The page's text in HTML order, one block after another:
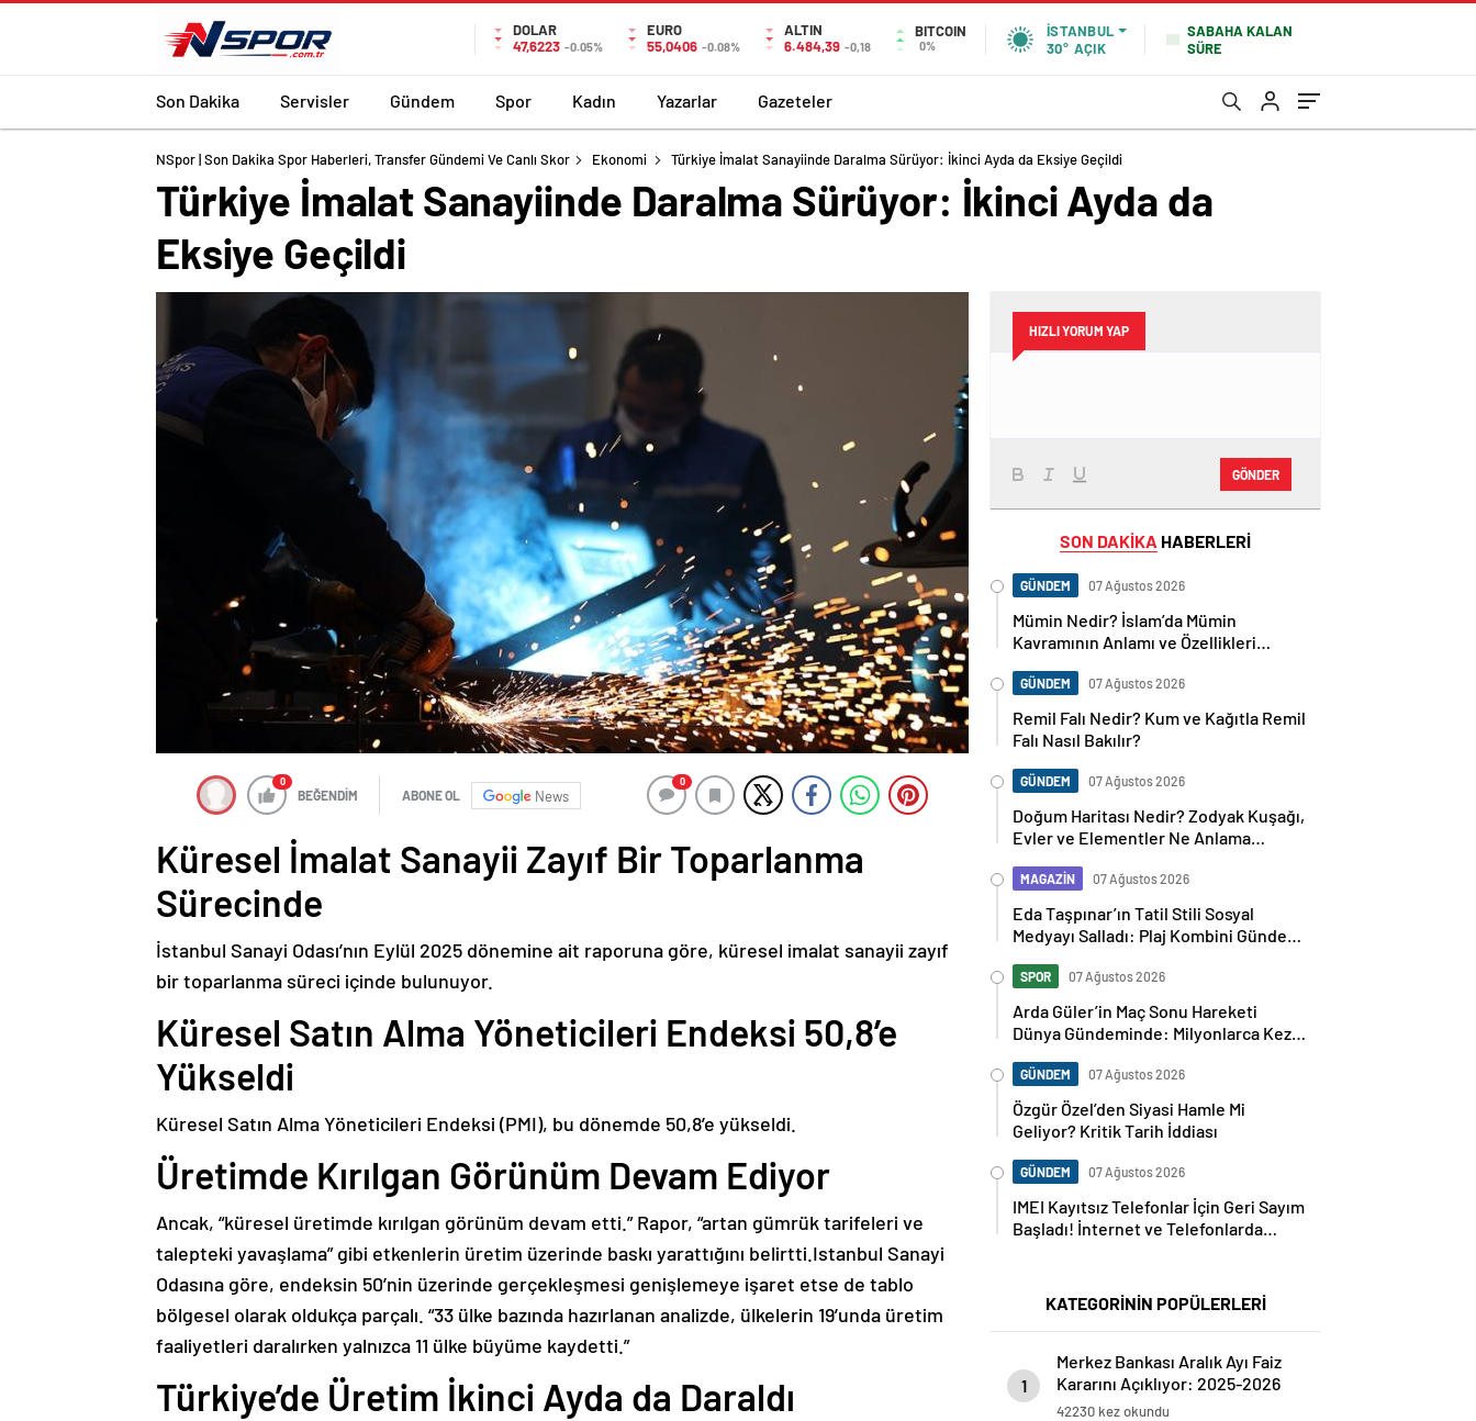
DOLAR
47,6223 -0.05%
EURO
55,0406 -0.08%
ALTIN
6.484,39 -0,18
BITCOIN
0%
İSTANBUL
30° AÇIK
SABAHA KALAN
SÜRE
Son Dakika Servisler Gündem Spor Kadın Yazarlar Gazeteler
NSpor | Son Dakika Spor Haberleri, Transfer Gündemi Ve Canlı Skor Ekonomi Türkiye İmalat Sanayiinde Daralma Sürüyor: İkinci Ayda da Eksiye Geçildi
Türkiye İmalat Sanayiinde Daralma Sürüyor: İkinci Ayda da
Eksiye Geçildi
0
BEĞENDİM ABONE OL News
0
Küresel İmalat Sanayii Zayıf Bir Toparlanma
Sürecinde
İstanbul Sanayi Odası’nın Eylül 2025 dönemine ait raporuna göre, küresel imalat sanayii zayıf
bir toparlanma süreci içinde bulunuyor.
Küresel Satın Alma Yöneticileri Endeksi 50,8’e
Yükseldi
Küresel Satın Alma Yöneticileri Endeksi (PMI), bu dönemde 50,8’e yükseldi.
Üretimde Kırılgan Görünüm Devam Ediyor
Ancak, “küresel üretimde kırılgan görünüm devam etti.” Rapor, “artan gümrük tarifeleri ve
talepteki yavaşlama” gibi etkenlerin üretim üzerinde baskı yarattığını belirtti.Istanbul Sanayi
Odasına göre, endeksin 50’nin üzerinde gerçekleşmesi genişlemeye işaret etse de tablo
bölgesel olarak oldukça parçalı. “33 ülke bazında hazırlanan analizde, ülkelerin 19’unda üretim
faaliyetleri daralırken yalnızca 11 ülke büyüme kaydetti.”
Türkiye’de Üretim İkinci Ayda da Daraldı
HIZLI YORUM YAP
GÖNDER
SON DAKİKA HABERLERİ
GÜNDEM 07 Ağustos 2026
Mümin Nedir? İslam’da Mümin
Kavramının Anlamı ve Özellikleri
GÜNDEM 07 Ağustos 2026
Remil Falı Nedir? Kum ve Kağıtla Remil
Falı Nasıl Bakılır?
GÜNDEM 07 Ağustos 2026
Doğum Haritası Nedir? Zodyak Kuşağı,
Evler ve Elementler Ne Anlama
MAGAZİN 07 Ağustos 2026
Eda Taşpınar’ın Tatil Stili Sosyal
Medyayı Salladı: Plaj Kombini Gündem
SPOR 07 Ağustos 2026
Arda Güler’in Maç Sonu Hareketi
Dünya Gündeminde: Milyonlarca Kez
GÜNDEM 07 Ağustos 2026
Özgür Özel’den Siyasi Hamle Mi
Geliyor? Kritik Tarih İddiası
GÜNDEM 07 Ağustos 2026
IMEI Kayıtsız Telefonlar İçin Geri Sayım
Başladı! İnternet ve Telefonlarda
KATEGORİNİN POPÜLERLERİ
1
Merkez Bankası Aralık Ayı Faiz
Kararını Açıklıyor: 2025-2026
Takvimi
42230 kez okundu